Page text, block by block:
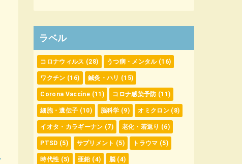
ラベル
コロナウィルス (28) うつ病・メンタル (16)
ワクチン (16) 鍼灸・ハリ (15)
Corona Vaccine (11) コロナ感染予防 (11)
細胞・遺伝子 (10) 脳科学 (9) オミクロン (8)
イオタ・カラギーナン (7) 老化・若返り (6)
PTSD (5) サプリメント (5) トラウマ (5)
時代性 (5) 亜鉛 (4) 脳 (4)